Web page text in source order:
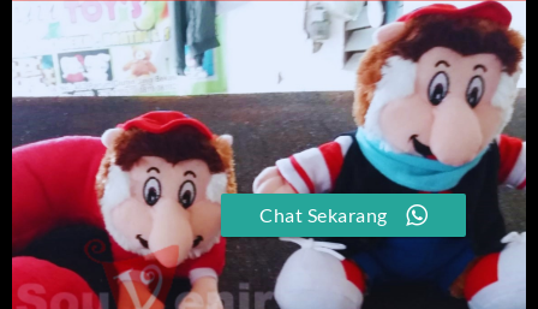
Chat Sekarang